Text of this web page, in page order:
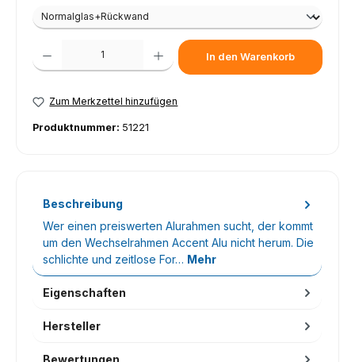
Produkt Anzahl: Gib den gewünschten Wert ein oder benutze die
In den Warenkorb
Zum Merkzettel hinzufügen
Produktnummer: 51221
Beschreibung
Wer einen preiswerten Alurahmen sucht, der kommt
um den Wechselrahmen Accent Alu nicht herum. Die
schlichte und zeitlose For… Mehr
Eigenschaften
Hersteller
Bewertungen